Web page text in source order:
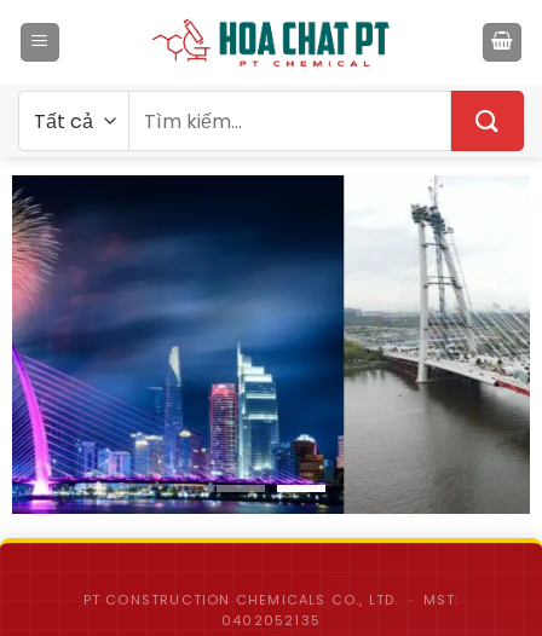
qua
kiếm:
PT CONSTRUCTION CHEMICALS CO., LTD. · MST:
0402052135